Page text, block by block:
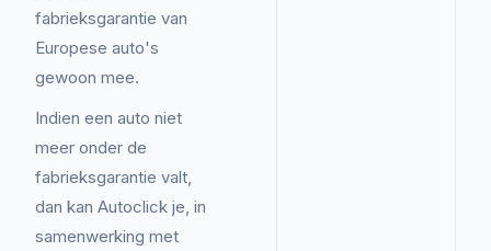
fabrieksgarantie van
Europese auto's
gewoon mee.
Indien een auto niet
meer onder de
fabrieksgarantie valt,
dan kan Autoclick je, in
samenwerking met